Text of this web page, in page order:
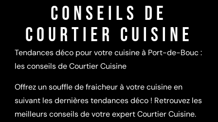
CONSEILS DE
COURTIER CUISINE
Tendances déco pour votre cuisine à Port-de-Bouc :
les conseils de Courtier Cuisine
Offrez un souffle de fraicheur à votre cuisine en
suivant les dernières tendances déco ! Retrouvez les
meilleurs conseils de votre expert Courtier Cuisine.